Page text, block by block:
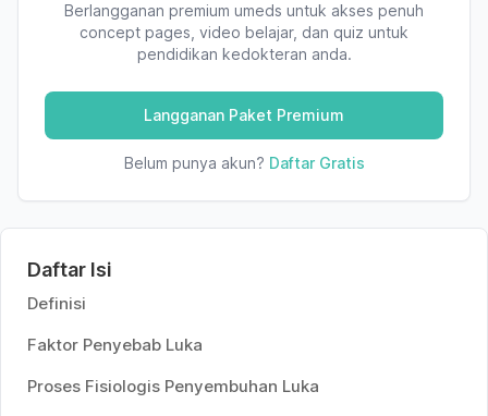
Berlangganan premium umeds untuk akses penuh
concept pages, video belajar, dan quiz untuk
pendidikan kedokteran anda.
Langganan Paket Premium
Belum punya akun? Daftar Gratis
Daftar Isi
Definisi
Faktor Penyebab Luka
Proses Fisiologis Penyembuhan Luka